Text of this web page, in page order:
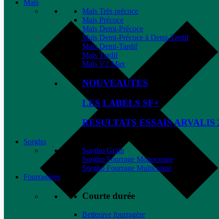
Maïs
Maïs Très précoce
Maïs Précoce
Maïs Demi-Précoce
Maïs Demi-Précoce à Demi-Tardif
Maïs Demi-Tardif
Maïs Tardif
Maïs V2 Max
NOUVEAUTES
LES LABELS SF+
RESULTATS ESSAIS ARVALIS
Sorgho
Sorgho Grain
Sorgho Fourrage Monocoupe
Sorgho Fourrage Multicoupe
Fourragères
Courte durée
Betterave fourragère